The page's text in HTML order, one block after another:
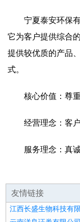
宁夏泰安环保
它为客户提供综合
提供较优质的产品
式。
核心价值：尊
经营理念：客
服务理念：真
友情链接
江西长盛生物科技有